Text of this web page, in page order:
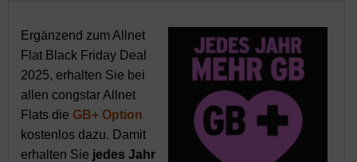
Ergänzend zum Allnet
Flat Black Friday Deal
2025, erhalten Sie bei
allen congstar Allnet
Flats die GB+ Option
kostenlos dazu. Damit
erhalten Sie jedes Jahr